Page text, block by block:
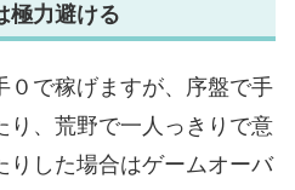
極力避ける
０で稼げますが、序盤で手
り、荒野で一人っきりで意
りした場合はゲームオーバ